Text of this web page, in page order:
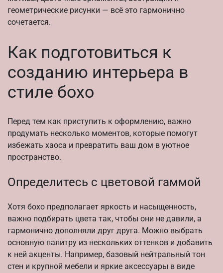
геометрические рисунки — всё это гармонично
сочетается.
Как подготовиться к
созданию интерьера в
стиле бохо
Перед тем как приступить к оформлению, важно
продумать несколько моментов, которые помогут
избежать хаоса и превратить ваш дом в уютное
пространство.
Определитесь с цветовой гаммой
Хотя бохо предполагает яркость и насыщенность,
важно подбирать цвета так, чтобы они не давили, а
гармонично дополняли друг друга. Можно выбрать
основную палитру из нескольких оттенков и добавить
к ней акценты. Например, базовый нейтральный тон
стен и крупной мебели и яркие аксессуары в виде